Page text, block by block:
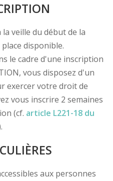
veille du début de la
disponible.
le cadre d'une inscription
vous disposez d'un
exercer votre droit de
vous inscrire 2 semaines
(cf. article L221-18 du
aux personnes